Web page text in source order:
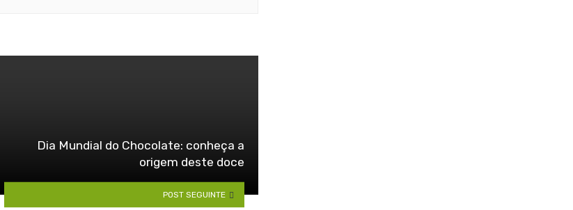
Dia Mundial do Chocolate: conheça a
origem deste doce
POST SEGUINTE